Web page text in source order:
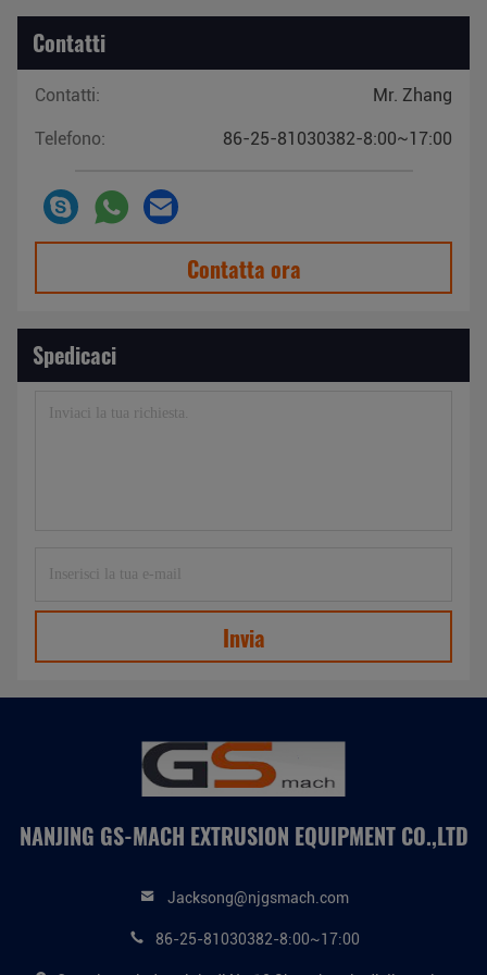
Contatti
Contatti: Mr. Zhang
Telefono: 86-25-81030382-8:00~17:00
Contatta ora
Spedicaci
Invia
NANJING GS-MACH EXTRUSION EQUIPMENT CO.,LTD
Jacksong@njgsmach.com
86-25-81030382-8:00~17:00